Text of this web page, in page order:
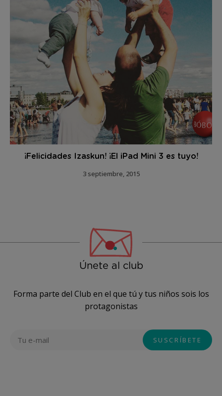
¡Felicidades Izaskun! ¡El iPad Mini 3 es tuyo!
3 septiembre, 2015
Únete al club
Forma parte del Club en el que tú y tus niños sois los
protagonistas